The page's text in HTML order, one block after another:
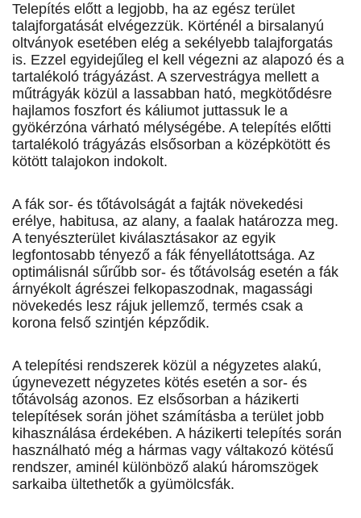
Telepítés előtt a legjobb, ha az egész terület
talajforgatását elvégezzük. Körténél a birsalanyú
oltványok esetében elég a sekélyebb talajforgatás
is. Ezzel egyidejűleg el kell végezni az alapozó és a
tartalékoló trágyázást. A szervestrágya mellett a
műtrágyák közül a lassabban ható, megkötődésre
hajlamos foszfort és káliumot juttassuk le a
gyökérzóna várható mélységébe. A telepítés előtti
tartalékoló trágyázás elsősorban a középkötött és
kötött talajokon indokolt.
A fák sor- és tőtávolságát a fajták növekedési
erélye, habitusa, az alany, a faalak határozza meg.
A tenyészterület kiválasztásakor az egyik
legfontosabb tényező a fák fényellátottsága. Az
optimálisnál sűrűbb sor- és tőtávolság esetén a fák
árnyékolt ágrészei felkopaszodnak, magassági
növekedés lesz rájuk jellemző, termés csak a
korona felső szintjén képződik.
A telepítési rendszerek közül a négyzetes alakú,
úgynevezett négyzetes kötés esetén a sor- és
tőtávolság azonos. Ez elsősorban a házikerti
telepítések során jöhet számításba a terület jobb
kihasználása érdekében. A házikerti telepítés során
használható még a hármas vagy váltakozó kötésű
rendszer, aminél különböző alakú háromszögek
sarkaiba ültethetők a gyümölcsfák.